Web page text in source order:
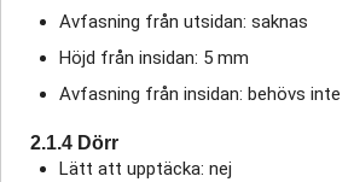
Avfasning från utsidan: saknas
Höjd från insidan: 5 mm
Avfasning från insidan: behövs inte
2.1.4 Dörr
Lätt att upptäcka: nej